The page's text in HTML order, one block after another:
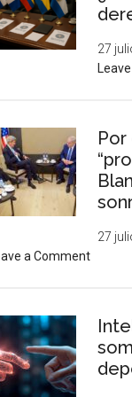
27
27
a Comment